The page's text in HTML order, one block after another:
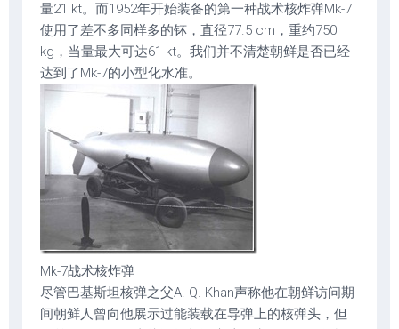
量21 kt。而1952年开始装备的第一种战术核炸弹Mk-7
使用了差不多同样多的钚，直径77.5 cm，重约750
kg，当量最大可达61 kt。我们并不清楚朝鲜是否已经
达到了Mk-7的小型化水准。
Mk-7战术核炸弹
尽管巴基斯坦核弹之父A. Q. Khan声称他在朝鲜访问期
间朝鲜人曾向他展示过能装载在导弹上的核弹头，但